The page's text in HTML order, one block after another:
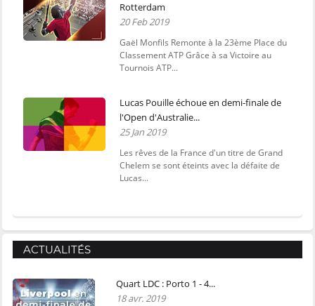
Rotterdam
20 Feb 2019
Gaël Monfils Remonte à la 23ème Place du
Classement ATP Grâce à sa Victoire au
Tournois ATP...
Lucas Pouille échoue en demi-finale de
l'Open d'Australie...
25 Jan 2019
Les rêves de la France d'un titre de Grand
Chelem se sont éteints avec la défaite de
Lucas...
ACTUALITÉS
Quart LDC : Porto 1 - 4...
18 avr. 2019